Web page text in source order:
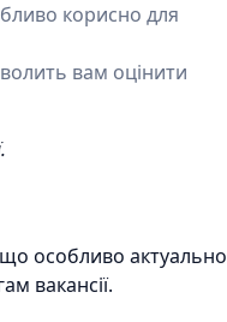
корисно для
вам оцінити
що особливо актуально
вакансії.